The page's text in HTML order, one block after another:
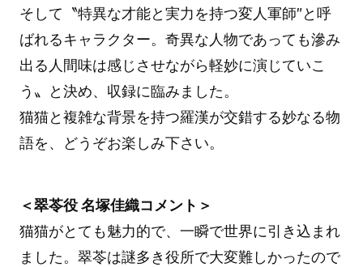
そして〝特異な才能と実力を持つ変人軍師″と呼
ばれるキャラクター。奇異な人物であっても滲み
出る人間味は感じさせながら軽妙に演じていこ
う〟と決め、収録に臨みました。
猫猫と複雑な背景を持つ羅漢が交錯する妙なる物
語を、どうぞお楽しみ下さい。
＜翠苓役 名塚佳織コメント＞
猫猫がとても魅力的で、一瞬で世界に引き込まれ
ました。翠苓は謎多き役所で大変難しかったので